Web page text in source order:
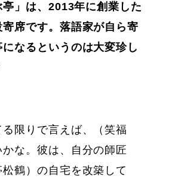
亭」は、2013年に創業した
席です。落語家が自ら寄
なるというのは大変珍し
限りで言えば、（笑福
な。彼は、自分の師匠
松鶴）の自宅を改築して